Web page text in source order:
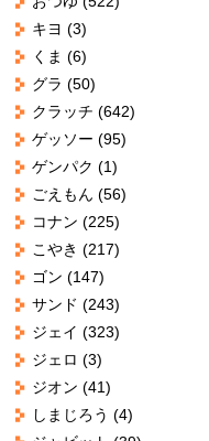
キヨ (3)
くま (6)
グラ (50)
クラッチ (642)
ゲッソー (95)
ゲンパク (1)
ごえもん (56)
コナン (225)
こやき (217)
ゴン (147)
サンド (243)
ジェイ (323)
ジェロ (3)
ジオン (41)
しまじろう (4)